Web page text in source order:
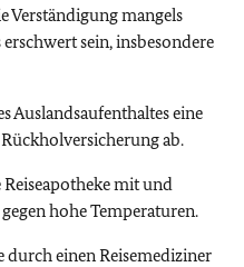
Verständigung mangels
sein, insbesondere
Auslandsaufenthaltes eine
ab.
mit und
hohe Temperaturen.
durch einen Reisemediziner